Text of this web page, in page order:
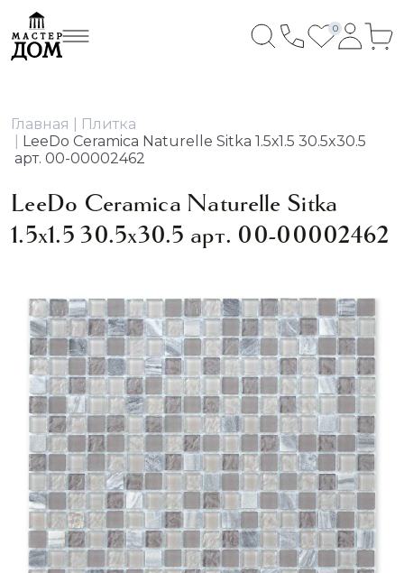
0
Главная
Плитка
LeeDo Ceramica Naturelle Sitka 1.5х1.5 30.5x30.5
арт. 00-00002462
LeeDo Ceramica Naturelle Sitka
1.5х1.5 30.5x30.5 арт. 00-00002462